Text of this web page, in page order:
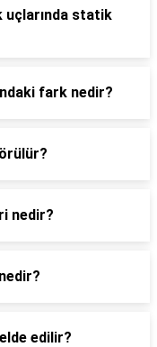
uçlarında statik
fark nedir?
nedir?
edilir?